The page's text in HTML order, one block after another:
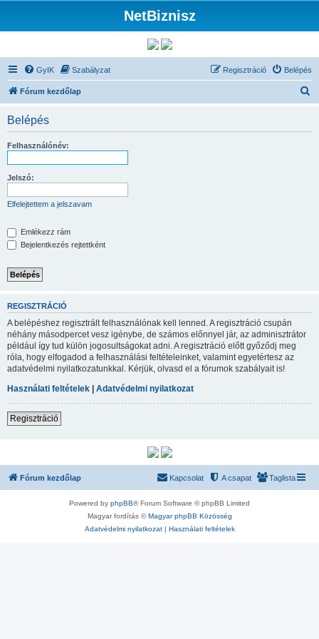
NetBiznisz
GyIK Szabályzat Belépés
Regisztráció
Fórum kezdőlap
Belépés
Felhasználónév:
Jelszó:
Elfelejtettem a jelszavam
Emlékezz rám
Bejelentkezés rejtettként
REGISZTRÁCIÓ
A belépéshez regisztrált felhasználónak kell lenned. A regisztráció csupán
néhány másodpercet vesz igénybe, de számos előnnyel jár, az adminisztrátor
például így tud külön jogosultságokat adni. A regisztráció előtt győződj meg
róla, hogy elfogadod a felhasználási feltételeinket, valamint egyetértesz az
adatvédelmi nyilatkozatunkkal. Kérjük, olvasd el a fórumok szabályait is!
Használati feltételek | Adatvédelmi nyilatkozat
Regisztráció
Fórum kezdőlap Taglista
A csapat
Kapcsolat
Powered by phpBB® Forum Software © phpBB Limited
Magyar fordítás ©Magyar phpBB Közösség
Adatvédelmi nyilatkozat| Használati feltételek